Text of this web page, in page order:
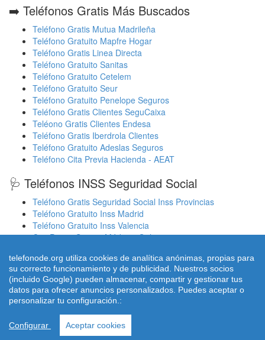
➡️ Teléfonos Gratis Más Buscados
Teléfono Gratis Mutua Madrileña
Teléfono Gratuito Mapfre Hogar
Teléfono Gratis Linea Directa
Teléfono Gratuito Sanitas
Teléfono Gratuito Cetelem
Teléfono Gratuito Seur
Teléfono Gratuito Penelope Seguros
Teléfono Gratis Clientes SeguCaixa
Teléono Gratis Clientes Endesa
Teléfono Gratis Iberdrola Clientes
Teléfono Gratuito Adeslas Seguros
Teléfono Cita Previa Hacienda - AEAT
🩺 Teléfonos INSS Seguridad Social
Teléfono Gratis Seguridad Social Inss Provincias
Teléfono Gratuito Inss Madrid
Teléfono Gratuito Inss Valencia
Cita Previa Sergas Médicos Galicia
Cita Previa Sas Intersas Andalucia
© 2026 telefonode.org |Quienes Somos
Privacidad|Política de Cookies
telefonode.org utiliza cookies de analítica anónimas, propias para
su correcto funcionamiento y de publicidad. Nuestros socios
(incluido Google) pueden almacenar, compartir y gestionar tus
datos para ofrecer anuncios personalizados. Puedes aceptar o
personalizar tu configuración.:
Configurar Aceptar cookies